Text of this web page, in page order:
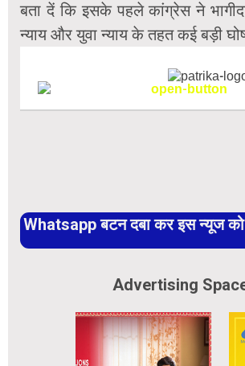
बता दें कि इसके पहले कांग्रेस ने
न्याय और युवा न्याय के तहत कई बड़ी
MessengerTelegram
Whatsapp बटन दबा कर इस न्यूज
Advertising